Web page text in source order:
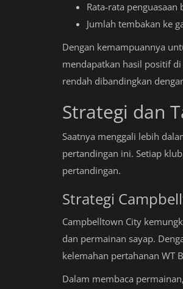
Rata-rata penguasaan
Jumlah tembakan ke
Dengan kemampuannya
mendapatkan hasil positif
rendah dibandingkan
Strategi dan
Saatnya menggali lebih
pertandingan ini. Setiap
pertandingan.
Strategi
Campbelltown City
dan permainan sayap.
kelemahan pertahanan WT
Dalam membaca